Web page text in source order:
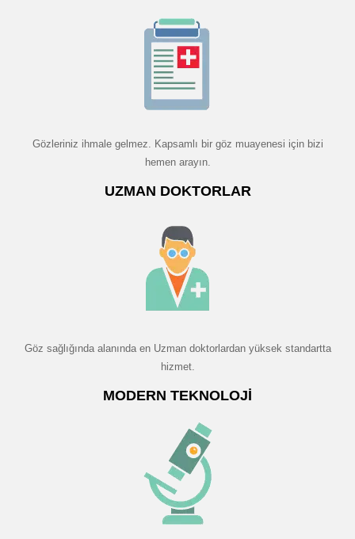
Gözleriniz ihmale gelmez. Kapsamlı bir göz muayenesi için bizi
hemen arayın.
UZMAN DOKTORLAR
Göz sağlığında alanında en Uzman doktorlardan yüksek standartta
hizmet.
MODERN TEKNOLOJI